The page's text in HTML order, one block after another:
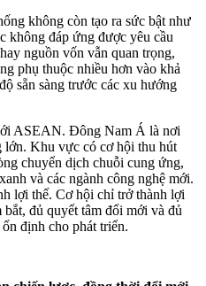
không còn tạo ra sức bật như
không đáp ứng được yêu cầu
nguồn vốn vẫn quan trọng,
phụ thuộc nhiều hơn vào khả
sẵn sàng trước các xu hướng
ASEAN. Đông Nam Á là nơi
lớn. Khu vực có cơ hội thu hút
chuyển dịch chuỗi cung ứng,
và các ngành công nghệ mới.
lợi thế. Cơ hội chỉ trở thành lợi
đủ quyết tâm đổi mới và đủ
định cho phát triển.